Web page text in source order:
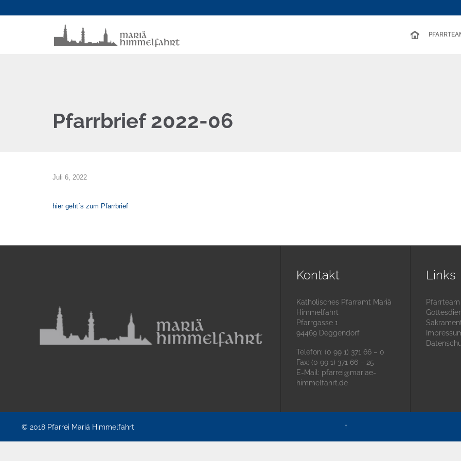
Pfarrbrief 2022-06
Juli 6, 2022
hier geht´s zum Pfarrbrief
Kontakt
Katholisches Pfarramt Mariä
Himmelfahrt
Pfarrgasse 1
94469 Deggendorf
Telefon: (0 99 1) 371 66 – 0
Fax: (0 99 1) 371 66 – 25
E-Mail: pfarrei@mariae-
himmelfahrt.de
Links
Pfarrteam
© 2018 Pfarrei Mariä Himmelfahrt ↑